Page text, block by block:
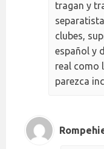
tragan y
clubes,
español y
real como
parezca